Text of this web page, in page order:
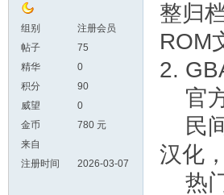
组别
注册会员
帖子
75
精华
0
积分
90
威望
0
金币
780 元
来自
注册时间
2026-03-07
整归档
ROM
2.
官方
民间
汉化
热门